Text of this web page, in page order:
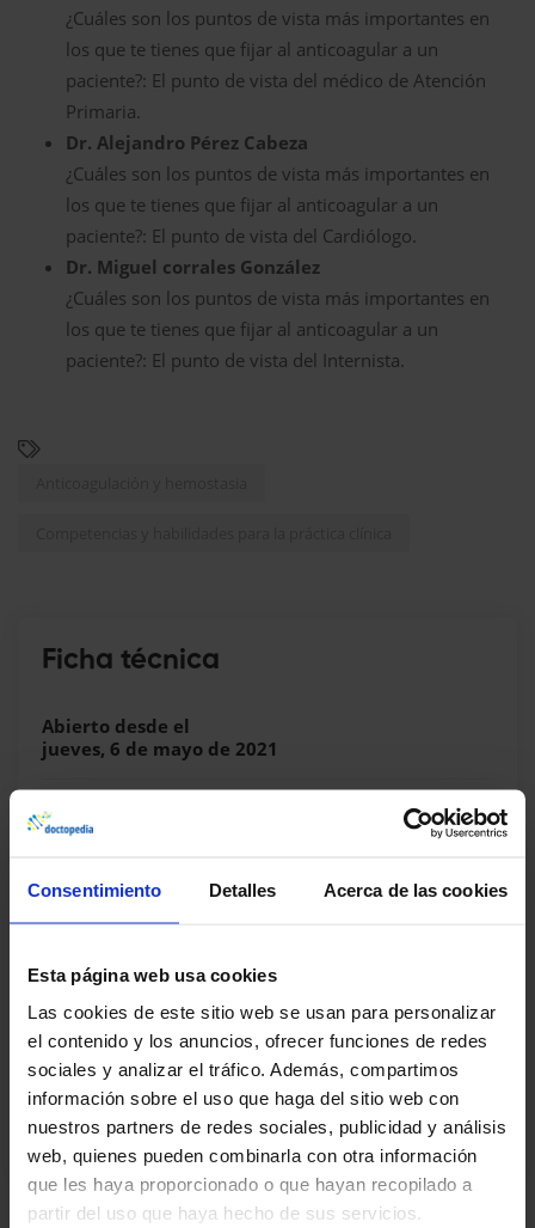
Consentimiento Detalles Acerca de las cookies
Esta página web usa cookies
Las cookies de este sitio web se usan para personalizar
el contenido y los anuncios, ofrecer funciones de redes
sociales y analizar el tráfico. Además, compartimos
información sobre el uso que haga del sitio web con
nuestros partners de redes sociales, publicidad y análisis
web, quienes pueden combinarla con otra información
que les haya proporcionado o que hayan recopilado a
partir del uso que haya hecho de sus servicios.
¿Cuáles son los puntos de vista más importantes en
los que te tienes que fijar al anticoagular a un
paciente?: El punto de vista del médico de Atención
Primaria.
Dr. Alejandro Pérez Cabeza
¿Cuáles son los puntos de vista más importantes en
los que te tienes que fijar al anticoagular a un
paciente?: El punto de vista del Cardiólogo.
Dr. Miguel corrales González
¿Cuáles son los puntos de vista más importantes en
los que te tienes que fijar al anticoagular a un
paciente?: El punto de vista del Internista.
Ficha técnica
Abierto desde el
jueves, 6 de mayo de 2021
50 minutos
Temas 3 tema(s)
Fecha límite Sin límite
Compartir este curso